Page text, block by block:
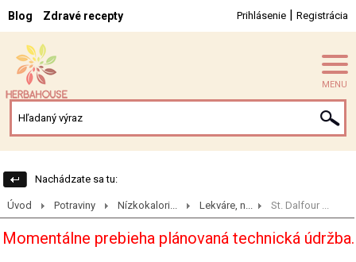
Blog Zdravé recepty Prihlásenie | Registrácia
MENU
Nachádzate sa tu:
Úvod Potraviny Nízkokalori... Lekváre, n... St. Dalfour ...
Momentálne prebieha plánovaná technická údržba.